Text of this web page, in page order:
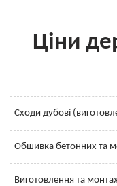
Ціни
Сходи дубові
Обшивка бетонних та
Виготовлення та